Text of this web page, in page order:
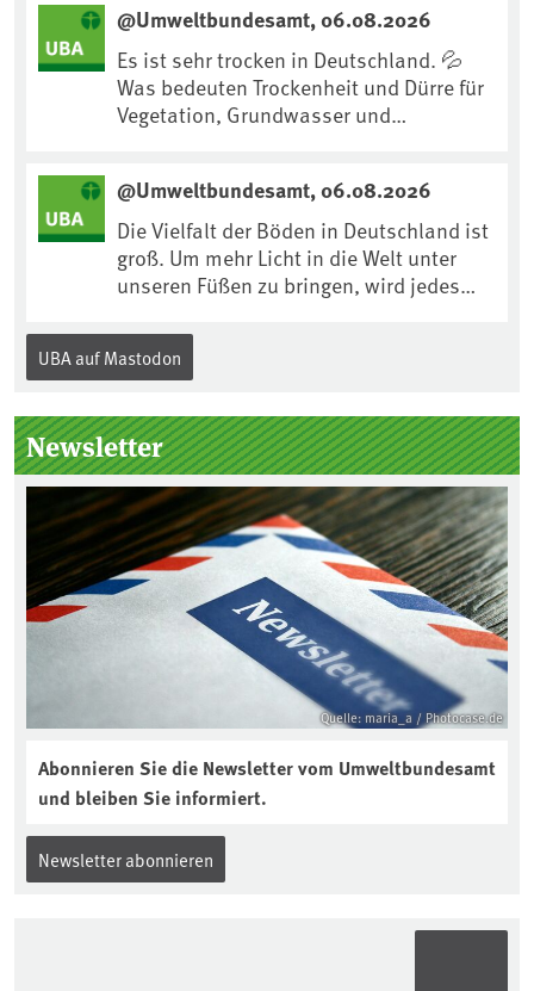
https://www.ardsounds.de/episode/urn
:ard:episode:0e7cf1c4b819c26d/
@Umweltbundesamt, 06.08.2026
Es ist sehr trocken in Deutschland. 💦
Was bedeuten Trockenheit und Dürre für
Vegetation, Grundwasser und
anpassen?🤔Antworten auf diese und
weitere Fragen auf unserer Webseite:
www.uba.de/trockenheit #Trockenheit
#Klimawandel
@Umweltbundesamt, 06.08.2026
Die Vielfalt der Böden in Deutschland ist
groß. Um mehr Licht in die Welt unter
unseren Füßen zu bringen, wird jedes
Internationalen Tag des Bodens, der
„Boden des Jahres“ vorgestellt. Das UBA
Kuratorium, wie wird der Boden des
Jahres ausgewählt und was passiert
eigentlich während eines solchen
Bodenjahres? Infos dazu gibt es im
aktuellen Podcast „Soilcast“. Jetzt
reinhören:
https://soilcast.de/interview/sc202-
interview-die-kuer-der-krume/
UBA auf Mastodon
Newsletter
Quelle: maria_a / Photocase.de
Abonnieren Sie die Newsletter vom Umweltbundesamt
und bleiben Sie informiert.
Newsletter abonnieren